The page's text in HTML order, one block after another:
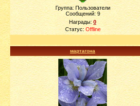
Группа: Пользователи
Сообщений: 9
Награды: 0
Статус: Offline
мартагона